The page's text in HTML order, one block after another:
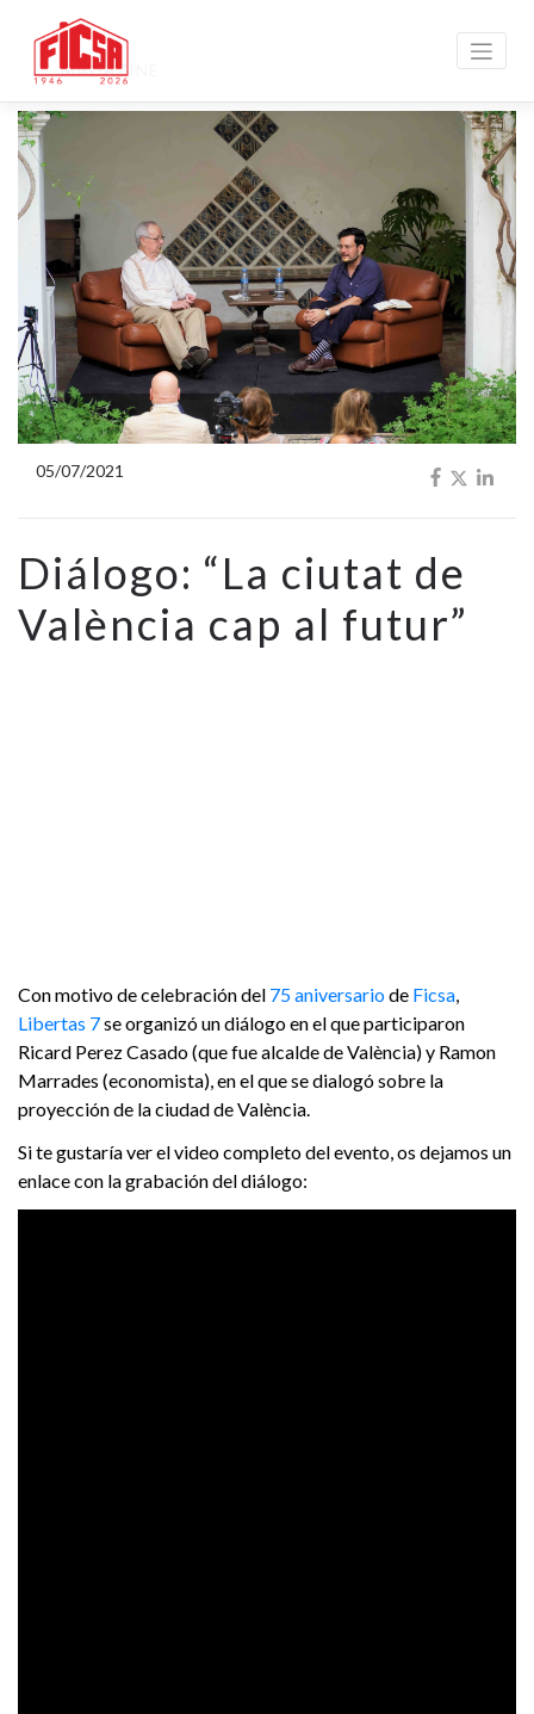
MAGAZINE
05/07/2021
Diálogo: “La ciutat de
València cap al futur”
Con motivo de celebración del 75 aniversariode Ficsa
Libertas 7se organizó un diálogo en el que participaron
Ricard Perez Casado (que fue alcalde de València) y Ramon
Marrades (economista), en el que se dialogó sobre la
proyección de la ciudad de València.
Si te gustaría ver el video completo del evento, os dejamos un
enlace con la grabación del diálogo: